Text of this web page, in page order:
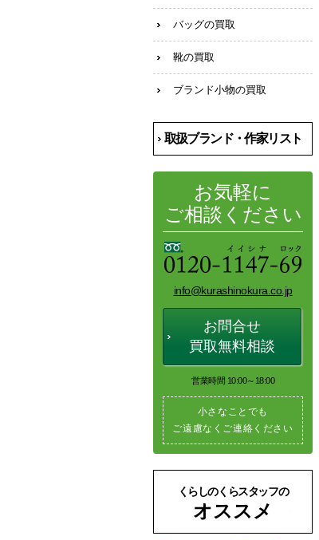
バッグの買取
靴の買取
ブランド小物の買取
取扱ブランド・作家リスト
お気軽に
ご相談ください
info@kurashinokura.co.jp
お問合せ
買取無料相談
営業時間 10:00～18:00
小さなことでも
ご遠慮なくご連絡ください
くらしのくらスタッフの
オススメ